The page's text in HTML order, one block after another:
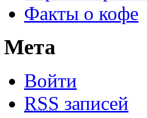
Факты о кофе
Мета
Войти
RSS записей